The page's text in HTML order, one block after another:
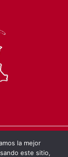
de la mejor
este sitio,